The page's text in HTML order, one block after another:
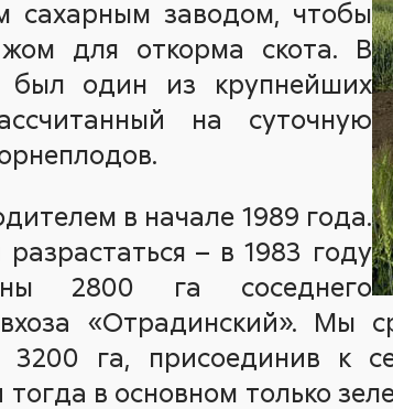
сахарным заводом, чтобы
жом для откорма скота. В
был один из крупнейших
на суточную
в начале 1989 года.
– в 1983 году
2800 га соседнего
«Отрадинский». Мы
га, присоединив к
в основном только